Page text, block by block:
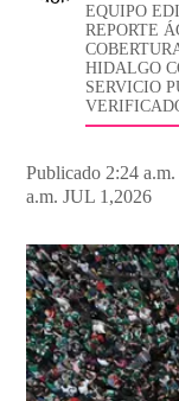
EQUIPO
REPORTE
HIDALGO
SERVICIO
Publicado 2:24
a.m. JUL 1,2026